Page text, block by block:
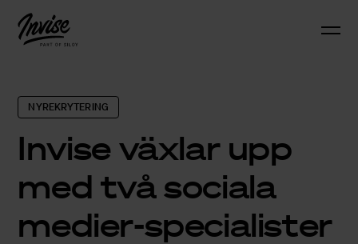
NYREKRYTERING
Invise växlar upp
med två sociala
medier-specialister